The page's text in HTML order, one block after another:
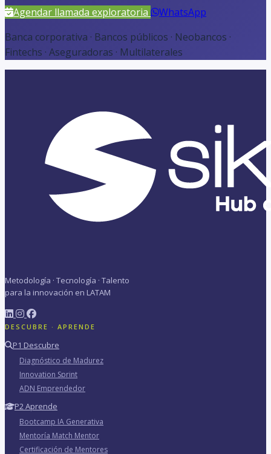
Agendar llamada exploratoria
WhatsApp
Banca corporativa · Bancos públicos · Neobancos ·
Fintechs · Aseguradoras · Multilaterales
Metodología · Tecnología · Talento
para la innovación en LATAM
DESCUBRE · APRENDE
P1 Descubre
Diagnóstico de Madurez
Innovation Sprint
ADN Emprendedor
P2 Aprende
Bootcamp IA Generativa
Mentoría Match Mentor
Certificación de Mentores